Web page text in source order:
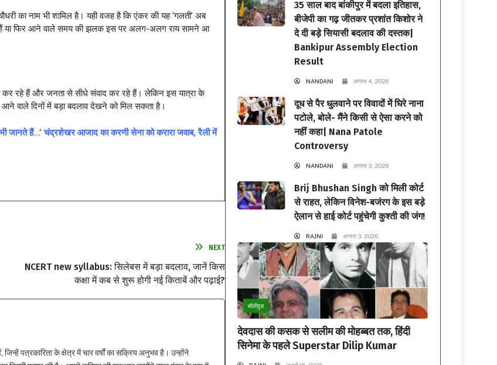
का नाम भी शामिल है। यही वजह है कि एंकर की यह ‘गलती’ अब
हैं या फिर आने वाले समय की झलक इस पर अलग-अलग राय सामने आ
कर रहे हैं और जनता से सीधे संवाद कर रहे हैं। लेकिन इस यात्रा के
आने वाले दिनों में बड़ा बदलाव देखने को मिल सकता है।
हैं…’ चंद्रशेखर आजाद का करणी सेना को करारा जवाब, रैली में
NEXT
NCERT new syllabus: सिलेबस में बड़ा बदलाव, जानें किस
कक्षा में कब से शुरू होगी नई किताबें और पढ़ाई?
पत्रकारिता के क्षेत्र में चार वर्षों का सक्रिय अनुभव है। उन्होंने
35 साल बाद बांकीपुर में बदला इतिहास,
बीजेपी का गढ़ जीतकर प्रशांत किशोर ने
दे दी बड़े सियासी बदलाव की दस्तक|
Bankipur Assembly Election
Result
NANDANI अगस्त 4, 2026
दूध से पैर धुलवाने पर विवादों में घिरे नाना
पटोले, बोले- मैंने किसी से ऐसा करने को
नहीं कहा| Nana Patole
Controversy
NANDANI अगस्त 3, 2026
Brij Bhushan Singh को मिली कोर्ट
से राहत, लेकिन विनेश-बजंरग के इस बड़े
ऐलान से हाई कोर्ट पहुंचेगी कुश्ती की जंग!
RAJNI अगस्त 3, 2026
बॉलीवुड
देवदास की कसक से सलीम की मोहब्बत तक, हिंदी
सिनेमा के पहले Superstar Dilip Kumar